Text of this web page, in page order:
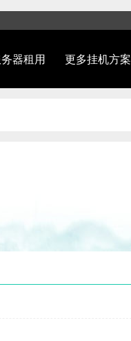
器租用 更多挂机方案